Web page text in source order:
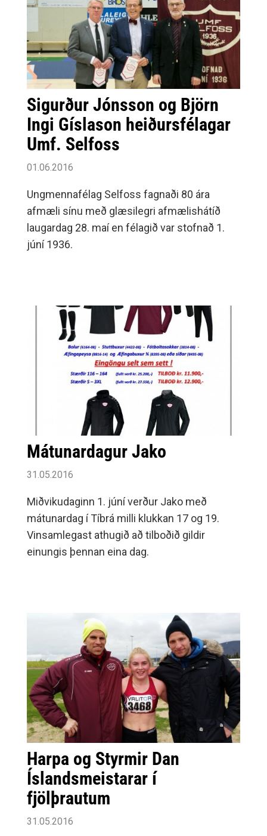
Sigurður Jónsson og Björn
Ingi Gíslason heiðursfélagar
Umf. Selfoss
01.06.2016
Ungmennafélag Selfoss fagnaði 80 ára
afmæli sínu með glæsilegri afmælishátíð
laugardag 28. maí en félagið var stofnað 1.
júní 1936.
Mátunardagur Jako
31.05.2016
Miðvikudaginn 1. júní verður Jako með
mátunardag í Tíbrá milli klukkan 17 og 19.
Vinsamlegast athugið að tilboðið gildir
einungis þennan eina dag.
Harpa og Styrmir Dan
Íslandsmeistarar í
fjölþrautum
31.05.2016